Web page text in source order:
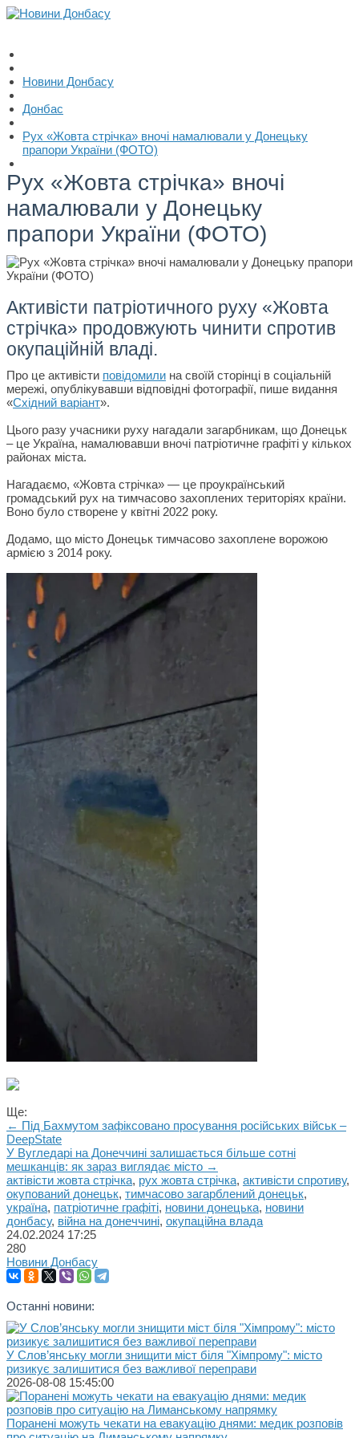
Новини Донбасу
Донбас
Рух «Жовта стрічка» вночі намалювали у Донецьку
прапори України (ФОТО)
Рух «Жовта стрічка» вночі
намалювали у Донецьку
прапори України (ФОТО)
Активісти патріотичного руху «Жовта
стрічка» продовжують чинити спротив
окупаційній владі.
Про це активісти повідомили на своїй сторінці в соціальній
мережі, опублікувавши відповідні фотографії, пише видання
«Східний варіант».
Цього разу учасники руху нагадали загарбникам, що Донецьк
– це Україна, намалювавши вночі патріотичне графіті у кількох
районах міста.
Нагадаємо, «Жовта стрічка» — це проукраїнський
громадський рух на тимчасово захоплених територіях країни.
Воно було створене у квітні 2022 року.
Додамо, що місто Донецьк тимчасово захоплене ворожою
армією з 2014 року.
Ще:
← Під Бахмутом зафіксовано просування російських військ –
DeepState
У Вугледарі на Донеччині залишається більше сотні
мешканців: як зараз виглядає місто →
актівісти жовта стрічка, рух жовта стрічка, активісти спротиву,
окупований донецьк, тимчасово загарблений донецьк,
україна, патріотичне графіті, новини донецька, новини
донбасу, війна на донеччині, окупаційна влада
24.02.2024 17:25
280
Новини Донбасу
Останні новини:
У Слов’янську могли знищити міст біля "Хімпрому": місто
ризикує залишитися без важливої переправи
2026-08-08 15:45:00
Поранені можуть чекати на евакуацію днями: медик розповів